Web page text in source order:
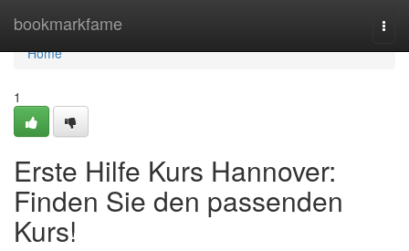
bookmarkfame
Home
Home
1
Erste Hilfe Kurs Hannover:
Finden Sie den passenden
Kurs!